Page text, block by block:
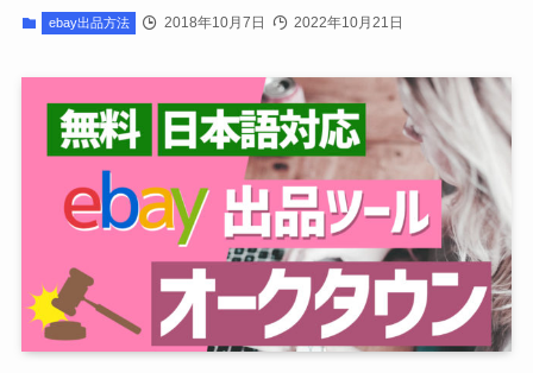
ebay出品方法 2018年10月7日 2022年10月21日